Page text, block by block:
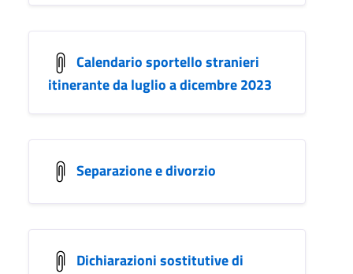
Calendario sportello stranieri
itinerante da luglio a dicembre 2023
Separazione e divorzio
Dichiarazioni sostitutive di